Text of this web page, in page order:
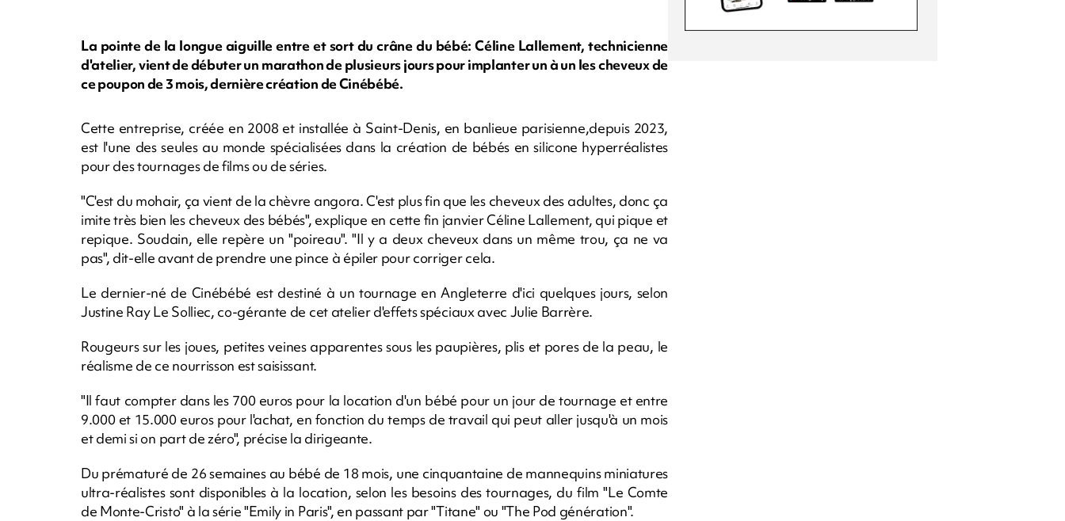
La pointe de la longue aiguille entre et sort du crâne du bébé: Céline Lallement, technicienne
d'atelier, vient de débuter un marathon de plusieurs jours pour implanter un à un les cheveux de
ce poupon de 3 mois, dernière création de Cinébébé.
Cette entreprise, créée en 2008 et installée à Saint-Denis, en banlieue parisienne,depuis 2023,
est l'une des seules au monde spécialisées dans la création de bébés en silicone hyperréalistes
pour des tournages de films ou de séries.
"C'est du mohair, ça vient de la chèvre angora. C'est plus fin que les cheveux des adultes, donc ça
imite très bien les cheveux des bébés", explique en cette fin janvier Céline Lallement, qui pique et
repique. Soudain, elle repère un "poireau". "Il y a deux cheveux dans un même trou, ça ne va
pas", dit-elle avant de prendre une pince à épiler pour corriger cela.
Le dernier-né de Cinébébé est destiné à un tournage en Angleterre d'ici quelques jours, selon
Justine Ray Le Solliec, co-gérante de cet atelier d'effets spéciaux avec Julie Barrère.
Rougeurs sur les joues, petites veines apparentes sous les paupières, plis et pores de la peau, le
réalisme de ce nourrisson est saisissant.
"Il faut compter dans les 700 euros pour la location d'un bébé pour un jour de tournage et entre
9.000 et 15.000 euros pour l'achat, en fonction du temps de travail qui peut aller jusqu'à un mois
et demi si on part de zéro", précise la dirigeante.
Du prématuré de 26 semaines au bébé de 18 mois, une cinquantaine de mannequins miniatures
ultra-réalistes sont disponibles à la location, selon les besoins des tournages, du film "Le Comte
de Monte-Cristo" à la série "Emily in Paris", en passant par "Titane" ou "The Pod génération".